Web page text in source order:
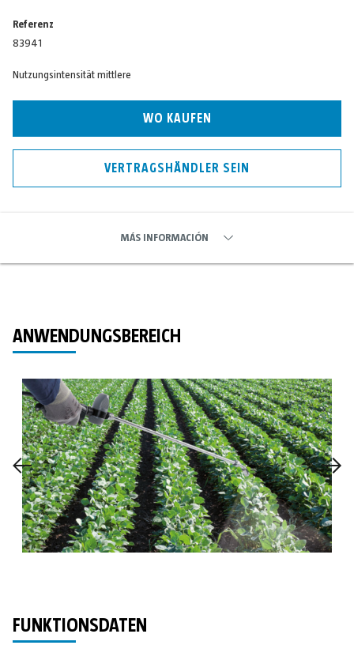
Referenz
83941
Nutzungsintensität mittlere
WO KAUFEN
VERTRAGSHÄNDLER SEIN
MÁS INFORMACIÓN
ANWENDUNGSBEREICH
FUNKTIONSDATEN